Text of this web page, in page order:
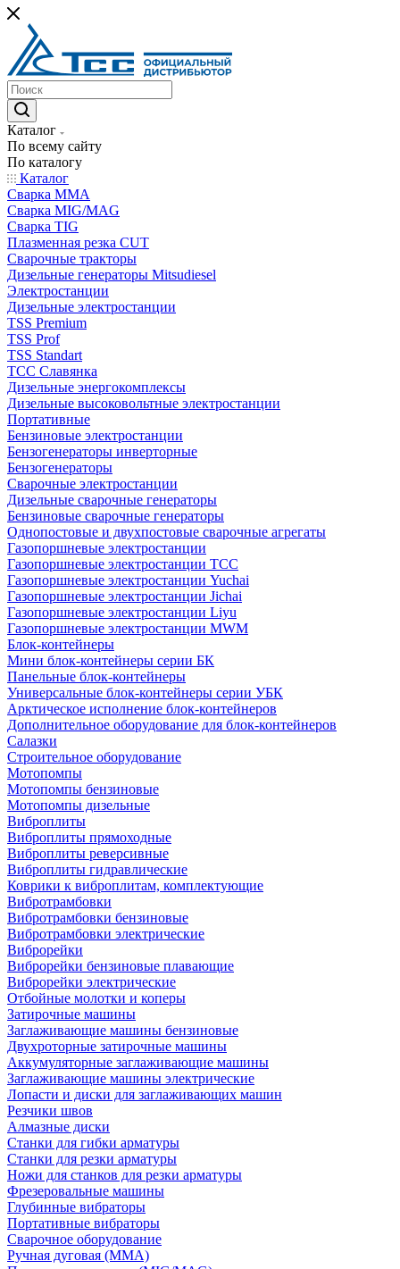
Каталог
По всему сайту
По каталогу
Каталог
Сварка MMA
Сварка MIG/MAG
Сварка TIG
Плазменная резка CUT
Сварочные тракторы
Дизельные генераторы Mitsudiesel
Электростанции
Дизельные электростанции
TSS Premium
TSS Prof
TSS Standart
ТСС Славянка
Дизельные энергокомплексы
Дизельные высоковольтные электростанции
Портативные
Бензиновые электростанции
Бензогенераторы инверторные
Бензогенераторы
Сварочные электростанции
Дизельные сварочные генераторы
Бензиновые сварочные генераторы
Однопостовые и двухпостовые сварочные агрегаты
Газопоршневые электростанции
Газопоршневые электростанции ТСС
Газопоршневые электростанции Yuchai
Газопоршневые электростанции Jichai
Газопоршневые электростанции Liyu
Газопоршневые электростанции MWM
Блок-контейнеры
Мини блок-контейнеры серии БК
Панельные блок-контейнеры
Универсальные блок-контейнеры серии УБК
Арктическое исполнение блок-контейнеров
Дополнительное оборудование для блок-контейнеров
Салазки
Строительное оборудование
Мотопомпы
Мотопомпы бензиновые
Мотопомпы дизельные
Виброплиты
Виброплиты прямоходные
Виброплиты реверсивные
Виброплиты гидравлические
Коврики к виброплитам, комплектующие
Вибротрамбовки
Вибротрамбовки бензиновые
Вибротрамбовки электрические
Виброрейки
Виброрейки бензиновые плавающие
Виброрейки электрические
Отбойные молотки и коперы
Затирочные машины
Заглаживающие машины бензиновые
Двухроторные затирочные машины
Аккумуляторные заглаживающие машины
Заглаживающие машины электрические
Лопасти и диски для заглаживающих машин
Резчики швов
Алмазные диски
Станки для гибки арматуры
Станки для резки арматуры
Ножи для станков для резки арматуры
Фрезеровальные машины
Глубинные вибраторы
Портативные вибраторы
Сварочное оборудование
Ручная дуговая (MMA)